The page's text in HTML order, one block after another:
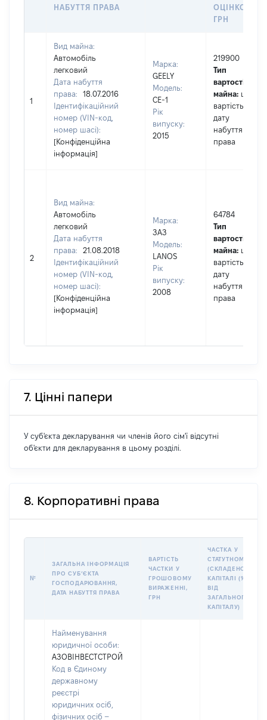
НАБУТТЯ ПРАВА
ОЦІНКОЮ,
ГРН
1
Вид майна:
Автомобіль
легковий
Дата набуття
права:
18.07.2016
Ідентифікаційний
номер (VIN-код,
номер шасі):
[Конфіденційна
інформація]
Марка:
GEELY
Модель:
CE-1
Рік
випуску:
2015
219900
Тип
вартості
майна: це
вартість на
дату
набуття
права
2
Вид майна:
Автомобіль
легковий
Дата набуття
права:
21.08.2018
Ідентифікаційний
номер (VIN-код,
номер шасі):
[Конфіденційна
інформація]
Марка:
ЗАЗ
Модель:
LANOS
Рік
випуску:
2008
64784
Тип
вартості
майна: це
вартість на
дату
набуття
права
7. Цінні папери
У суб'єкта декларування чи членів його сім'ї відсутні
об'єкти для декларування в цьому розділі.
8. Корпоративні права
№
ЗАГАЛЬНА ІНФОРМАЦІЯ
ПРО СУБʼЄКТА
ГОСПОДАРЮВАННЯ,
ДАТА НАБУТТЯ ПРАВА
ВАРТІСТЬ
ЧАСТКИ У
ГРОШОВОМУ
ВИРАЖЕННІ,
ГРН
ЧАСТКА У
СТАТУТНОМУ
(СКЛАДЕНОМУ)
КАПІТАЛІ (%
ВІД
ЗАГАЛЬНОГО
КАПІТАЛУ)
Найменування
юридичної особи:
АЗОВІНВЕСТСТРОЙ
Код в Єдиному
державному
реєстрі
юридичних осіб,
фізичних осіб –